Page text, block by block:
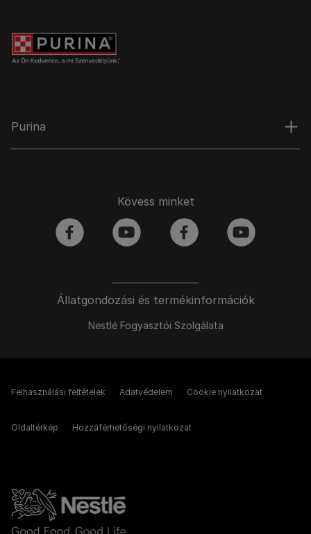
Purina
Állatgondozási és termékinformációk
Nestlé Fogyasztói Szolgálata
Kövess minket
facebook youtube facebook youtube
Felhasználási feltételek Adatvédelem Cookie nyilatkozat
Oldaltérkép Hozzáférhetőségi nyilatkozat